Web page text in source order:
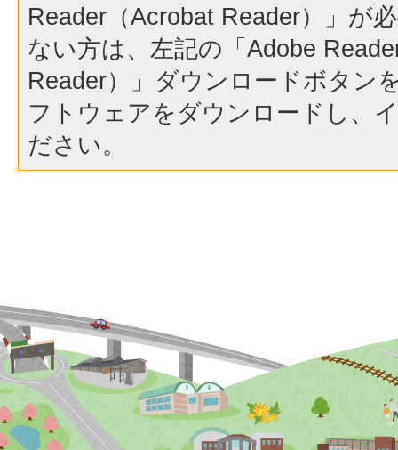
Reader（Acrobat Reader）」が
ない方は、左記の「Adobe
Reader）」ダウンロードボタン
フトウェアをダウンロードし、
ださい。